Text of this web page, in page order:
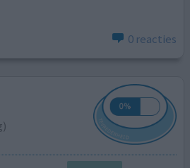
0 reacties